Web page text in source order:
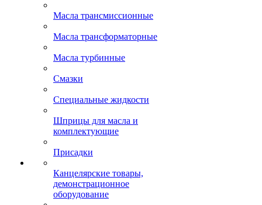
Масла трансмиссионные
Масла трансформаторные
Масла турбинные
Смазки
Специальные жидкости
Шприцы для масла и
комплектующие
Присадки
Канцелярские товары,
демонстрационное
оборудование